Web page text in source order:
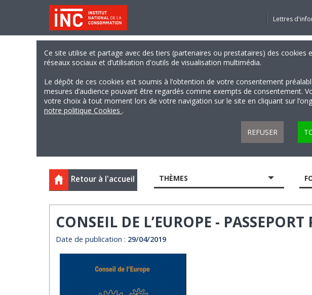
Lettres
Ce site utilise et partage avec des tiers (partenaires ou prestataires) des
réseaux sociaux et d’utilisation d'outils de visualisation multimédia.
Le dépôt de ces cookies est soumis à l’obtention de votre consentement
mesures d’audience pouvant être regardés comme exempts de
votre choix à tout moment lors de votre navigation sur le site en cliquant sur
notre politique Cookies .
REFUSER
Retour à l'accueil THÈMES
CONSEIL DE L’EUROPE -
Date de publication : 29/04/2019